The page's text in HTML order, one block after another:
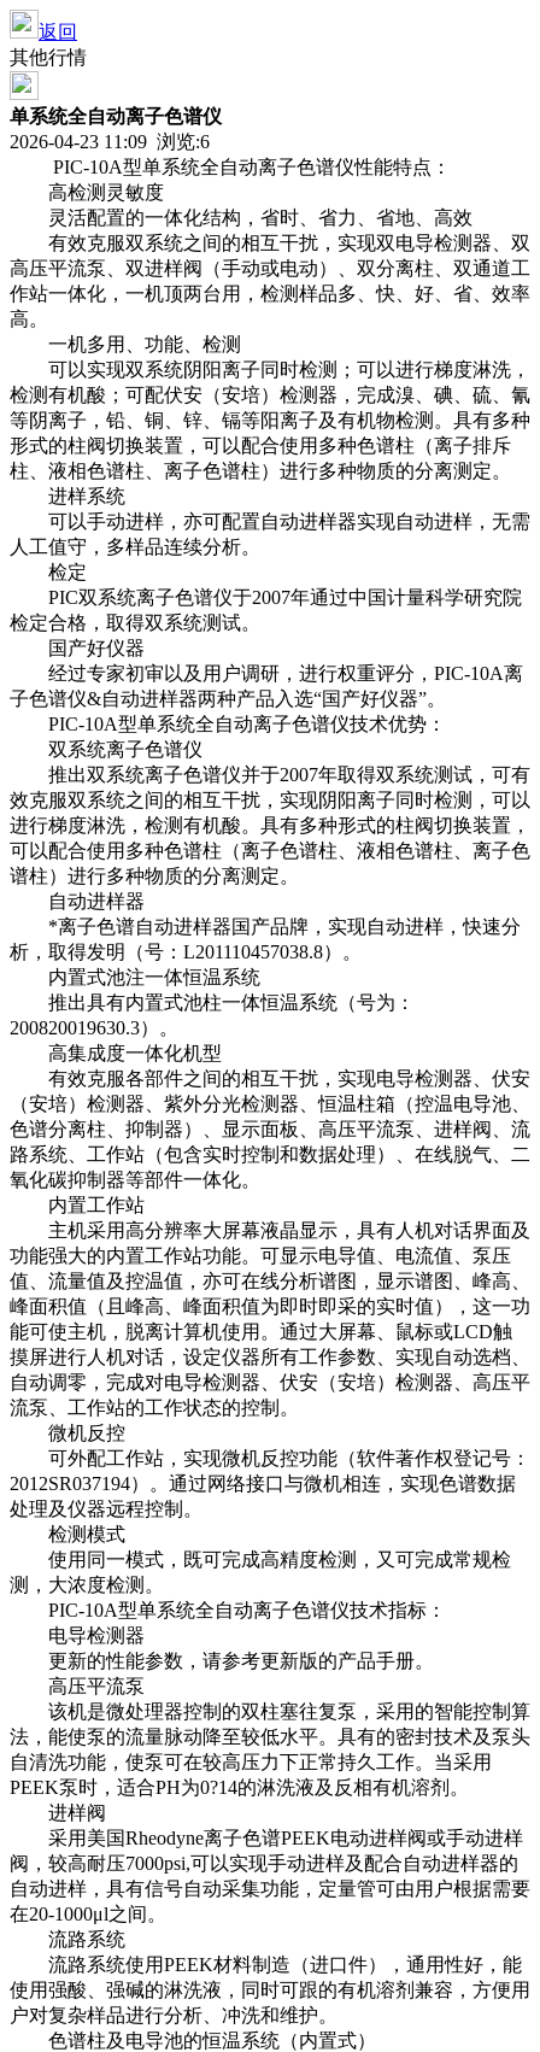
返回
其他行情
单系统全自动离子色谱仪
2026-04-23 11:09 浏览:6
PIC-10A型单系统全自动离子色谱仪性能特点：
高检测灵敏度
灵活配置的一体化结构，省时、省力、省地、高效
有效克服双系统之间的相互干扰，实现双电导检测器、双
高压平流泵、双进样阀（手动或电动）、双分离柱、双通道工
作站一体化，一机顶两台用，检测样品多、快、好、省、效率
高。
一机多用、功能、检测
可以实现双系统阴阳离子同时检测；可以进行梯度淋洗，
检测有机酸；可配伏安（安培）检测器，完成溴、碘、硫、氰
等阴离子，铅、铜、锌、镉等阳离子及有机物检测。具有多种
形式的柱阀切换装置，可以配合使用多种色谱柱（离子排斥
柱、液相色谱柱、离子色谱柱）进行多种物质的分离测定。
进样系统
可以手动进样，亦可配置自动进样器实现自动进样，无需
人工值守，多样品连续分析。
检定
PIC双系统离子色谱仪于2007年通过中国计量科学研究院
检定合格，取得双系统测试。
国产好仪器
经过专家初审以及用户调研，进行权重评分，PIC-10A离
子色谱仪&自动进样器两种产品入选“国产好仪器”。
PIC-10A型单系统全自动离子色谱仪技术优势：
双系统离子色谱仪
推出双系统离子色谱仪并于2007年取得双系统测试，可有
效克服双系统之间的相互干扰，实现阴阳离子同时检测，可以
进行梯度淋洗，检测有机酸。具有多种形式的柱阀切换装置，
可以配合使用多种色谱柱（离子色谱柱、液相色谱柱、离子色
谱柱）进行多种物质的分离测定。
自动进样器
*离子色谱自动进样器国产品牌，实现自动进样，快速分
析，取得发明（号：L201110457038.8）。
内置式池注一体恒温系统
推出具有内置式池柱一体恒温系统（号为：
200820019630.3）。
高集成度一体化机型
有效克服各部件之间的相互干扰，实现电导检测器、伏安
（安培）检测器、紫外分光检测器、恒温柱箱（控温电导池、
色谱分离柱、抑制器）、显示面板、高压平流泵、进样阀、流
路系统、工作站（包含实时控制和数据处理）、在线脱气、二
氧化碳抑制器等部件一体化。
内置工作站
主机采用高分辨率大屏幕液晶显示，具有人机对话界面及
功能强大的内置工作站功能。可显示电导值、电流值、泵压
值、流量值及控温值，亦可在线分析谱图，显示谱图、峰高、
峰面积值（且峰高、峰面积值为即时即采的实时值），这一功
能可使主机，脱离计算机使用。通过大屏幕、鼠标或LCD触
摸屏进行人机对话，设定仪器所有工作参数、实现自动选档、
自动调零，完成对电导检测器、伏安（安培）检测器、高压平
流泵、工作站的工作状态的控制。
微机反控
可外配工作站，实现微机反控功能（软件著作权登记号：
2012SR037194）。通过网络接口与微机相连，实现色谱数据
处理及仪器远程控制。
检测模式
使用同一模式，既可完成高精度检测，又可完成常规检
测，大浓度检测。
PIC-10A型单系统全自动离子色谱仪技术指标：
电导检测器
更新的性能参数，请参考更新版的产品手册。
高压平流泵
该机是微处理器控制的双柱塞往复泵，采用的智能控制算
法，能使泵的流量脉动降至较低水平。具有的密封技术及泵头
自清洗功能，使泵可在较高压力下正常持久工作。当采用
PEEK泵时，适合PH为0?14的淋洗液及反相有机溶剂。
进样阀
采用美国Rheodyne离子色谱PEEK电动进样阀或手动进样
阀，较高耐压7000psi,可以实现手动进样及配合自动进样器的
自动进样，具有信号自动采集功能，定量管可由用户根据需要
在20-1000μl之间。
流路系统
流路系统使用PEEK材料制造（进口件），通用性好，能
使用强酸、强碱的淋洗液，同时可跟的有机溶剂兼容，方便用
户对复杂样品进行分析、冲洗和维护。
色谱柱及电导池的恒温系统（内置式）